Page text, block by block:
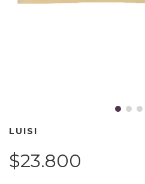
LUISI
$23.800